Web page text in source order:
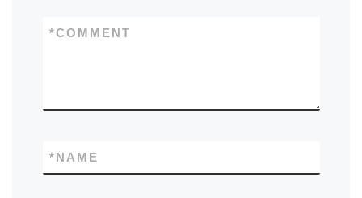
COMMENT
*
NAME
*